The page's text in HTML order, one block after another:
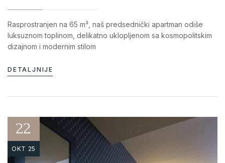
Rasprostranjen na 65 m², naš predsednički apartman odiše
luksuznom toplinom, delikatno uklopljenom sa kosmopolitskim
dizajnom i modernim stilom
DETALJNIJE
22
OKT 25